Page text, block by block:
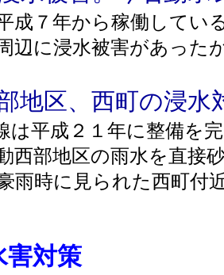
成７年から稼働してい
辺に浸水被害があった
地区、西町の浸水
平成２１年に整備を
西部地区の雨水を直接
雨時に見られた西町付
対策